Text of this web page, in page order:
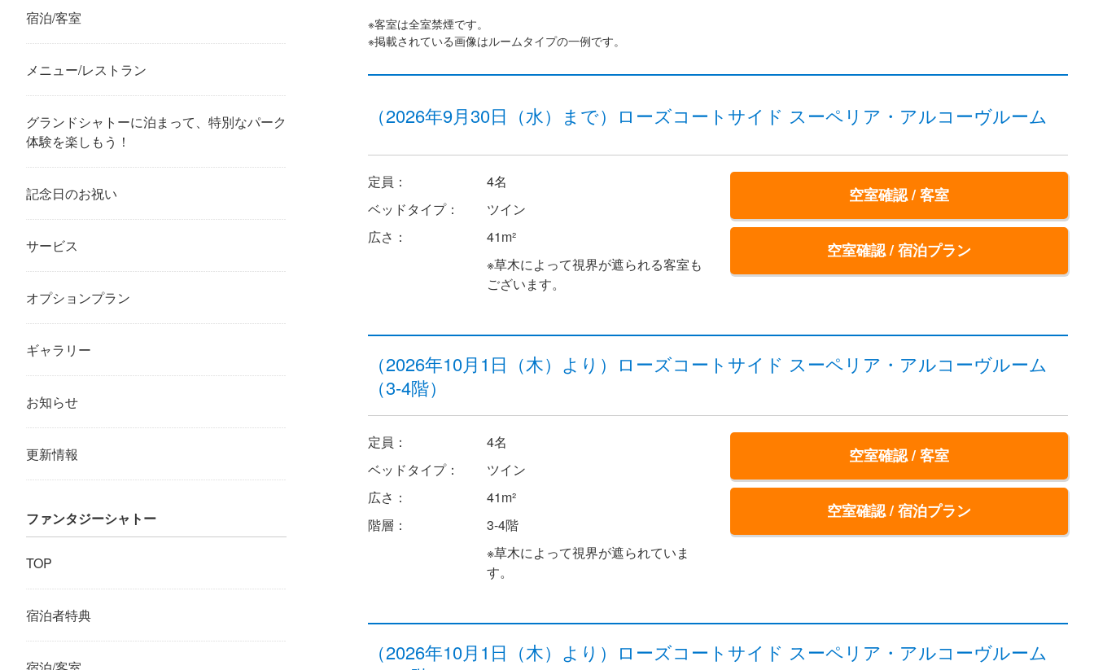
※客室は全室禁煙です。
※掲載されている画像はルームタイプの一例です。
（2026年9月30日（水）まで）ローズコートサイド スーペリア・アルコーヴルーム
定員：
4名
ベッドタイプ：
ツイン
広さ：
41m²
※草木によって視界が遮られる客室も
ございます。
空室確認 / 客室
空室確認 / 宿泊プラン
（2026年10月1日（木）より）ローズコートサイド スーペリア・アルコーヴルーム
（3-4階）
定員：
4名
ベッドタイプ：
ツイン
広さ：
41m²
階層：
3-4階
※草木によって視界が遮られていま
す。
空室確認 / 客室
空室確認 / 宿泊プラン
（2026年10月1日（木）より）ローズコートサイド スーペリア・アルコーヴルーム
宿泊/客室
メニュー/レストラン
グランドシャトーに泊まって、特別なパーク
体験を楽しもう！
記念日のお祝い
サービス
オプションプラン
ギャラリー
お知らせ
更新情報
ファンタジーシャトー
TOP
宿泊者特典